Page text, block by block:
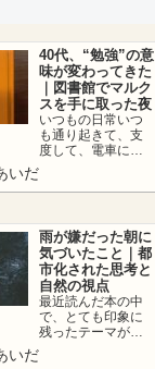
40代、“勉強”の意
味が変わってきた
｜図書館でマルク
スを手に取った夜
いつもの日常いつ
も通り起きて、支
度して、電車に乗
って、朝カフェし
事を頑張って、帰
いだ
雨が嫌だった朝に
気づいたこと｜都
市化された思考と
自然の視点
最近読んだ本の中
で、とても印象に
残ったテーマがあ
ります。それは、
いだ